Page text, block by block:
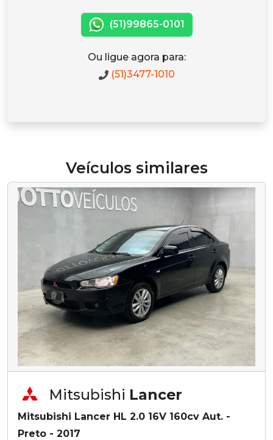
(51)99865-0101
Ou ligue agora para:
(51)3477-1010
Veículos similares
Mitsubishi Lancer
Mitsubishi Lancer HL 2.0 16V 160cv Aut. -
Preto - 2017